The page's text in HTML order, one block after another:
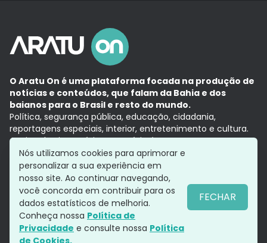
O Aratu On é uma plataforma focada na produção de
notícias e conteúdos, que falam da Bahia e dos
baianos para o Brasil e resto do mundo.
Política, segurança pública, educação, cidadania,
reportagens especiais, interior, entretenimento e cultura.
Aqui, tudo vira notícia e a notícia é no tempo presente,
com a credibilidade do Grupo Aratu.
Grupo Aratu
Política de privacidade
Siga-nos
Nós utilizamos cookies para aprimorar e
personalizar a sua experiência em
nosso site. Ao continuar navegando,
você concorda em contribuir para os
dados estatísticos de melhoria.
Conheça nossa Política de
Privacidade e consulte nossa Política
de Cookies.
FECHAR